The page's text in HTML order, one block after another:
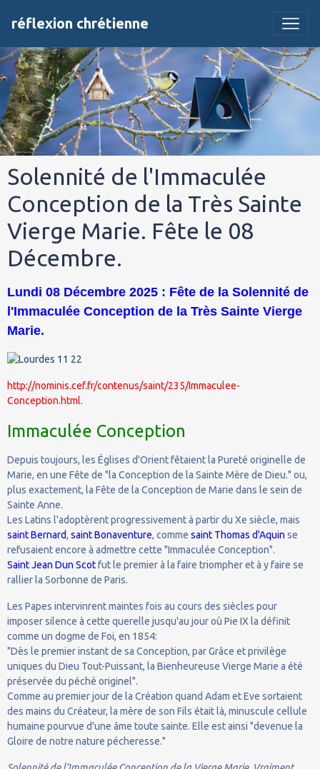
réflexion chrétienne
Solennité de l'Immaculée
Conception de la Très Sainte
Vierge Marie. Fête le 08
Décembre.
Lundi 08 Décembre 2025 : Fête de la Solennité de
l'Immaculée Conception de la Très Sainte Vierge
Marie.
http://nominis.cef.fr/contenus/saint/235/Immaculee-
Conception.html.
Immaculée Conception
Depuis toujours, les Églises d'Orient fêtaient la Pureté originelle de
Marie, en une Fête de "la Conception de la Sainte Mère de Dieu." ou,
plus exactement, la Fête de la Conception de Marie dans le sein de
Sainte Anne.
Les Latins l'adoptèrent progressivement à partir du Xe siècle, mais
saint Bernard, saint Bonaventure, comme saint Thomas d'Aquin se
refusaient encore à admettre cette "Immaculée Conception".
Saint Jean Dun Scotfut le premier à la faire triompher et à y faire se
rallier la Sorbonne de Paris.
Les Papes intervinrent maintes fois au cours des siècles pour
imposer silence à cette querelle jusqu'au jour où Pie IX la définit
comme un dogme de Foi, en 1854:
"Dès le premier instant de sa Conception, par Grâce et privilège
uniques du Dieu Tout-Puissant, la Bienheureuse Vierge Marie a été
préservée du péché originel".
Comme au premier jour de la Création quand Adam et Eve sortaient
des mains du Créateur, la mère de son Fils était là, minuscule cellule
humaine pourvue d'une âme toute sainte. Elle est ainsi "devenue la
Gloire de notre nature pécheresse."